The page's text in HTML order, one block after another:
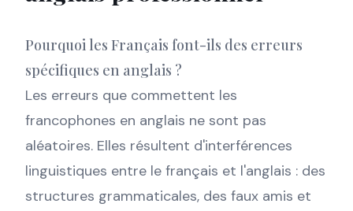
Pourquoi les Français font-ils des erreurs
spécifiques en anglais ?
Les erreurs que commettent les
francophones en anglais ne sont pas
aléatoires. Elles résultent d'interférences
linguistiques entre le français et l'anglais : des
structures grammaticales, des faux amis et